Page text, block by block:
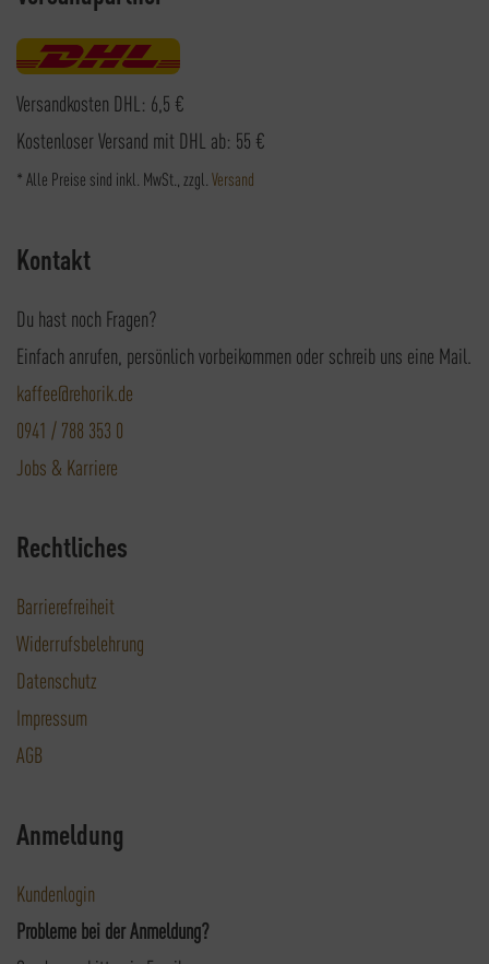
Versandkosten DHL: 6,5 €
Kostenloser Versand mit DHL ab: 55 €
* Alle Preise sind inkl. MwSt., zzgl. Versand
Kontakt
Du hast noch Fragen?
Einfach anrufen, persönlich vorbeikommen oder schreib uns eine Mail.
kaffee@rehorik.de
0941 / 788 353 0
Jobs & Karriere
Rechtliches
Barrierefreiheit
Widerrufsbelehrung
Datenschutz
Impressum
AGB
Anmeldung
Kundenlogin
Probleme bei der Anmeldung?